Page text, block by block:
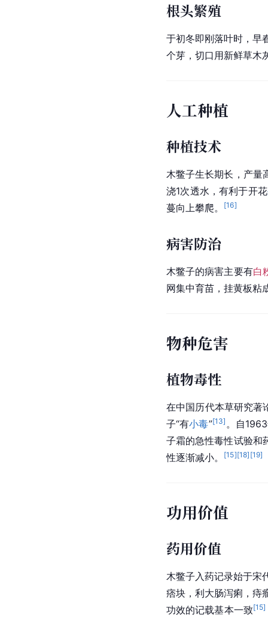
根头繁殖
于初冬即刚落叶时，早
个芽，切口用新鲜草木
人工种植
种植技术
木鳖子生长期长，产量
浇1次透水，有利于开花
蔓向上攀爬。
[16]
病害防治
木鳖子的病害主要有白
网集中育苗，挂黄板粘
物种危害
植物毒性
在中国历代本草研究著
子“有小毒”[13] 。自
子霜的急性毒性试验和
性逐渐减小。
[15][18] [19]
功用价值
药用价值
木鳖子入药记录始于宋
痞块，利大肠泻痢，痔
功效的记载基本一致[15]